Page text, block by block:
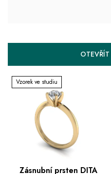
OTEVŘÍT
p
Vzorek ve studiu
Zásnubní prsten DITA